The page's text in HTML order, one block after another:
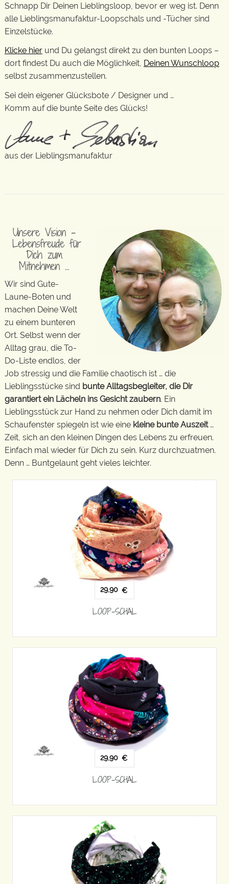
Schnapp Dir Deinen Lieblingsloop, bevor er weg ist. Denn
alle Lieblingsmanufaktur-Loopschals und -Tücher sind
Einzelstücke.
Klicke hier und Du gelangst direkt zu den bunten Loops –
dort findest Du auch die Möglichkeit, Deinen Wunschloop
selbst zusammenzustellen.
Sei dein eigener Glücksbote / Designer und …
Komm auf die bunte Seite des Glücks!
aus der Lieblingsmanufaktur
Unsere Vision –
Lebensfreude für
Dich zum
Mitnehmen …
Wir sind Gute-
Laune-Boten und
machen Deine Welt
zu einem bunteren
Ort. Selbst wenn der
Alltag grau, die To-
Do-Liste endlos, der
Job stressig und die Familie chaotisch ist … die
Lieblingsstücke sind bunte Alltagsbegleiter, die Dir
garantiert ein Lächeln ins Gesicht zaubern. Ein
Lieblingsstück zur Hand zu nehmen oder Dich damit im
Schaufenster spiegeln ist wie eine kleine bunte Auszeit…
Zeit, sich an den kleinen Dingen des Lebens zu erfreuen.
Einfach mal wieder für Dich zu sein. Kurz durchzuatmen.
Denn … Buntgelaunt geht vieles leichter.
29,90 €
LOOP-SCHAL
29,90 €
LOOP-SCHAL